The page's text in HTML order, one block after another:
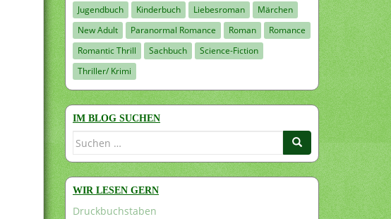
Jugendbuch
Kinderbuch Liebesroman
Märchen
New Adult
Paranormal Romance Roman
Romance
Romantic Thrill
Sachbuch
Science-Fiction
Thriller/ Krimi
IM BLOG SUCHEN
Suchen
WIR LESEN GERN
Druckbuchstaben